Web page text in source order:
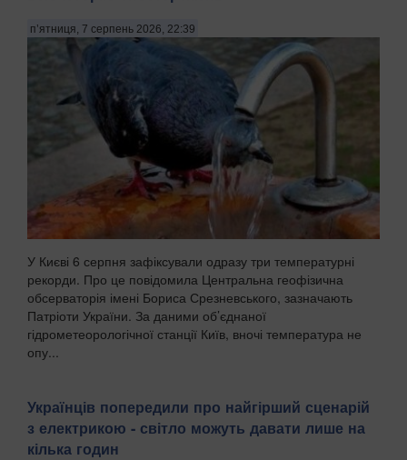
п’ятниця, 7 серпень 2026, 22:39
У Києві 6 серпня зафіксували одразу три температурні
рекорди. Про це повідомила Центральна геофізична
обсерваторія імені Бориса Срезневського, зазначають
Патріоти України. За даними об’єднаної
гідрометеорологічної станції Київ, вночі температура не
опу...
Українців попередили про найгірший сценарій
з електрикою - світло можуть давати лише на
кілька годин